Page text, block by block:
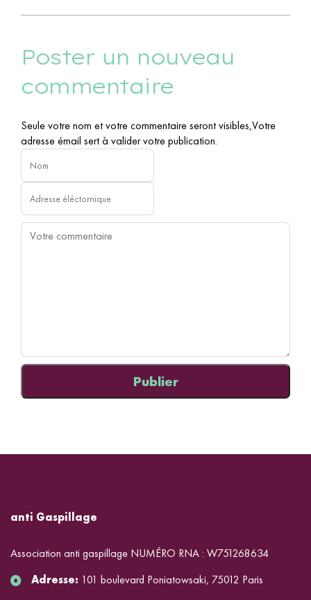
Poster un nouveau
commentaire
Seule votre nom et votre commentaire seront visibles,Votre
adresse émail sert à valider votre publication.
anti Gaspillage
Association anti gaspillage NUMÉRO RNA : W751268634
Adresse: 101 boulevard Poniatowsaki, 75012 Paris